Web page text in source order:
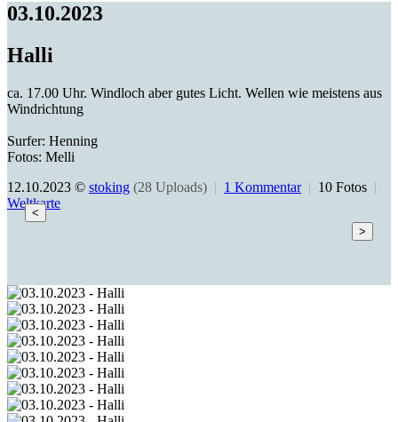
03.10.2023
Halli
ca. 17.00 Uhr. Windloch aber gutes Licht. Wellen wie meistens aus
Windrichtung
Surfer: Henning
Fotos: Melli
12.10.2023 © stoking (28 Uploads) | 1 Kommentar | 10 Fotos |
Weltkarte
<
>